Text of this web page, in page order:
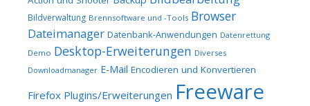
Bildverwaltung Brennsoftware und -Tools Browser
Dateimanager Datenbank-Anwendungen Datenrettung
Demo Desktop-Erweiterungen Diverses
Downloadmanager E-Mail Encodieren und Konvertieren
Firefox Plugins/Erweiterungen Freeware